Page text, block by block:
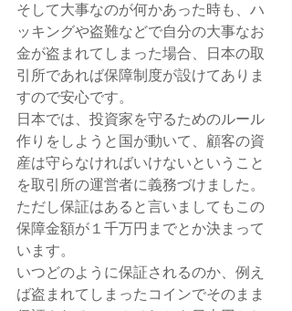
そして大事なのが何かあった時も、ハ
ッキングや盗難などで自分の大事なお
金が盗まれてしまった場合、日本の取
引所であれば保障制度が設けてありま
すので安心です。
日本では、投資家を守るためのルール
作りをしようと国が動いて、顧客の資
産は守らなければいけないということ
を取引所の運営者に義務づけました。
ただし保証はあると言いましてもこの
保障金額が１千万円までとか決まって
います。
いつどのように保証されるのか、例え
ば盗まれてしまったコインでそのまま